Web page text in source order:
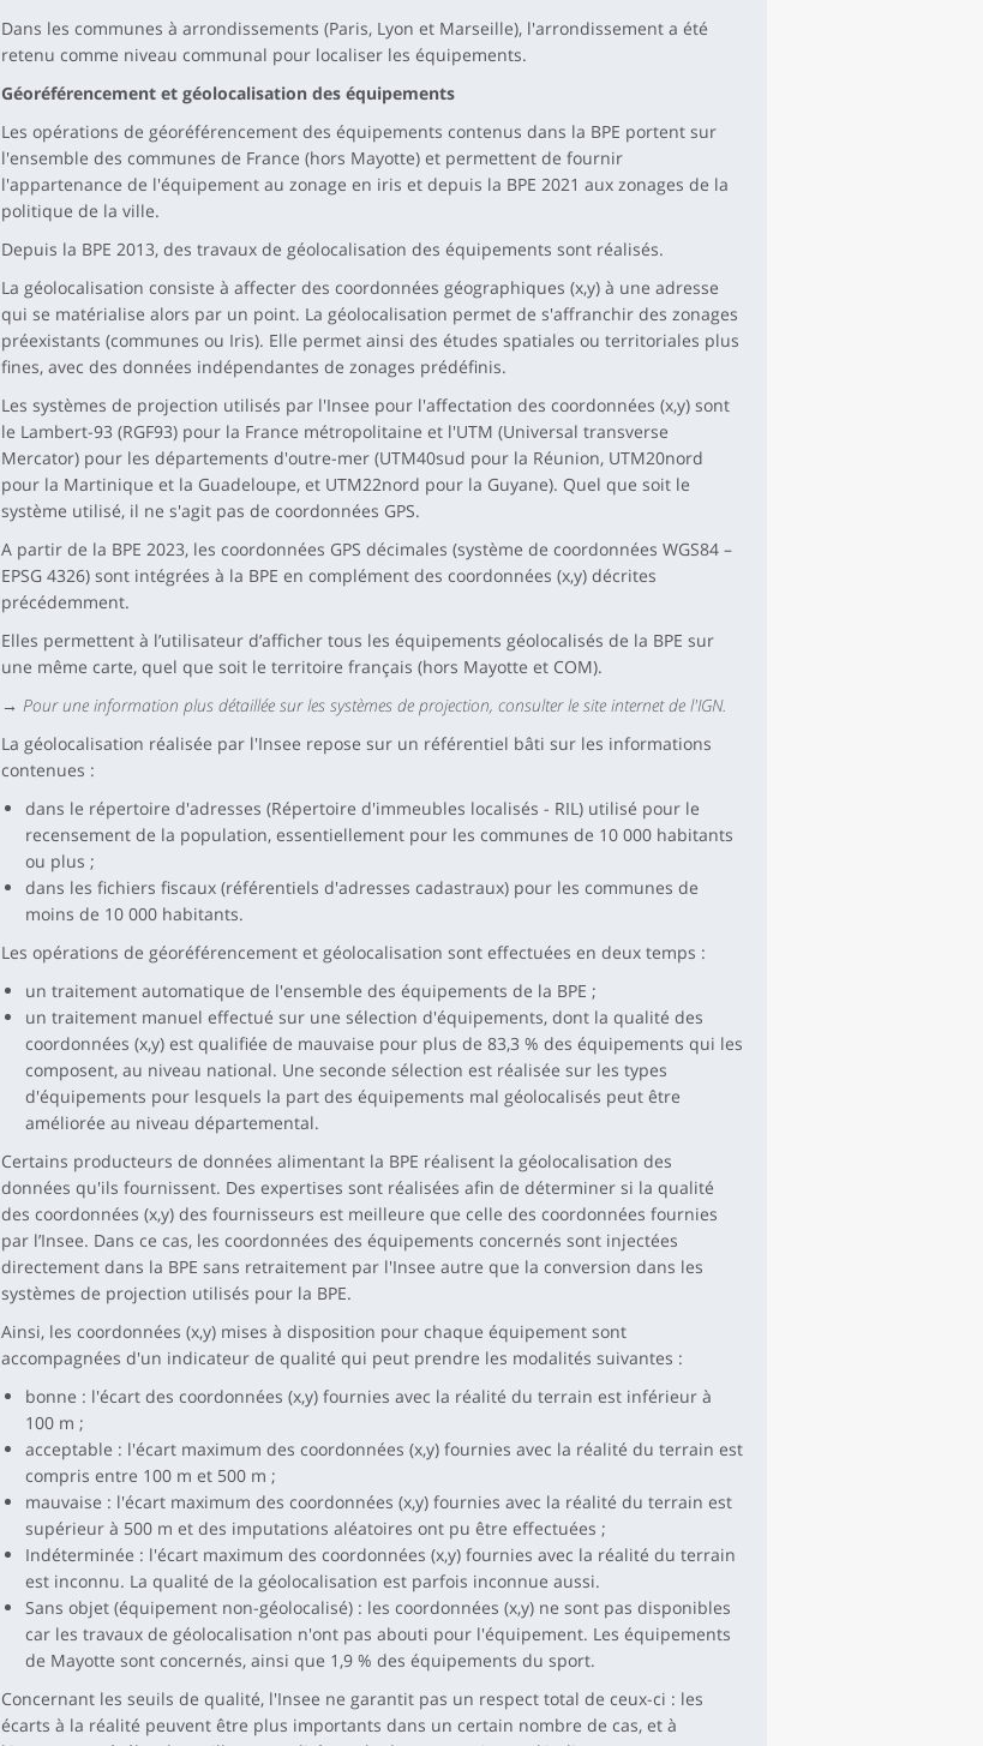
Dans les communes à arrondissements (Paris, Lyon et Marseille), l'arrondissement a été
retenu comme niveau communal pour localiser les équipements.
Géoréférencement et géolocalisation des équipements
Les opérations de géoréférencement des équipements contenus dans la BPE portent sur
l'ensemble des communes de France (hors Mayotte) et permettent de fournir
l'appartenance de l'équipement au zonage en iris et depuis la BPE 2021 aux zonages de la
politique de la ville.
Depuis la BPE 2013, des travaux de géolocalisation des équipements sont réalisés.
La géolocalisation consiste à affecter des coordonnées géographiques (x,y) à une adresse
qui se matérialise alors par un point. La géolocalisation permet de s'affranchir des zonages
préexistants (communes ou Iris). Elle permet ainsi des études spatiales ou territoriales plus
fines, avec des données indépendantes de zonages prédéfinis.
Les systèmes de projection utilisés par l'Insee pour l'affectation des coordonnées (x,y) sont
le Lambert-93 (RGF93) pour la France métropolitaine et l'UTM (Universal transverse
Mercator) pour les départements d'outre-mer (UTM40sud pour la Réunion, UTM20nord
pour la Martinique et la Guadeloupe, et UTM22nord pour la Guyane). Quel que soit le
système utilisé, il ne s'agit pas de coordonnées GPS.
A partir de la BPE 2023, les coordonnées GPS décimales (système de coordonnées WGS84 –
EPSG 4326) sont intégrées à la BPE en complément des coordonnées (x,y) décrites
précédemment.
Elles permettent à l’utilisateur d’afficher tous les équipements géolocalisés de la BPE sur
une même carte, quel que soit le territoire français (hors Mayotte et COM).
→ Pour une information plus détaillée sur les systèmes de projection, consulter le site internet de l'IGN.
La géolocalisation réalisée par l'Insee repose sur un référentiel bâti sur les informations
contenues :
dans le répertoire d'adresses (Répertoire d'immeubles localisés - RIL) utilisé pour le
recensement de la population, essentiellement pour les communes de 10 000 habitants
ou plus ;
dans les fichiers fiscaux (référentiels d'adresses cadastraux) pour les communes de
moins de 10 000 habitants.
Les opérations de géoréférencement et géolocalisation sont effectuées en deux temps :
un traitement automatique de l'ensemble des équipements de la BPE ;
un traitement manuel effectué sur une sélection d'équipements, dont la qualité des
coordonnées (x,y) est qualifiée de mauvaise pour plus de 83,3 % des équipements qui les
composent, au niveau national. Une seconde sélection est réalisée sur les types
d'équipements pour lesquels la part des équipements mal géolocalisés peut être
améliorée au niveau départemental.
Certains producteurs de données alimentant la BPE réalisent la géolocalisation des
données qu'ils fournissent. Des expertises sont réalisées afin de déterminer si la qualité
des coordonnées (x,y) des fournisseurs est meilleure que celle des coordonnées fournies
par l’Insee. Dans ce cas, les coordonnées des équipements concernés sont injectées
directement dans la BPE sans retraitement par l'Insee autre que la conversion dans les
systèmes de projection utilisés pour la BPE.
Ainsi, les coordonnées (x,y) mises à disposition pour chaque équipement sont
accompagnées d'un indicateur de qualité qui peut prendre les modalités suivantes :
bonne : l'écart des coordonnées (x,y) fournies avec la réalité du terrain est inférieur à
100 m ;
acceptable : l'écart maximum des coordonnées (x,y) fournies avec la réalité du terrain est
compris entre 100 m et 500 m ;
mauvaise : l'écart maximum des coordonnées (x,y) fournies avec la réalité du terrain est
supérieur à 500 m et des imputations aléatoires ont pu être effectuées ;
Indéterminée : l'écart maximum des coordonnées (x,y) fournies avec la réalité du terrain
est inconnu. La qualité de la géolocalisation est parfois inconnue aussi.
Sans objet (équipement non-géolocalisé) : les coordonnées (x,y) ne sont pas disponibles
car les travaux de géolocalisation n'ont pas abouti pour l'équipement. Les équipements
de Mayotte sont concernés, ainsi que 1,9 % des équipements du sport.
Concernant les seuils de qualité, l'Insee ne garantit pas un respect total de ceux-ci : les
écarts à la réalité peuvent être plus importants dans un certain nombre de cas, et à